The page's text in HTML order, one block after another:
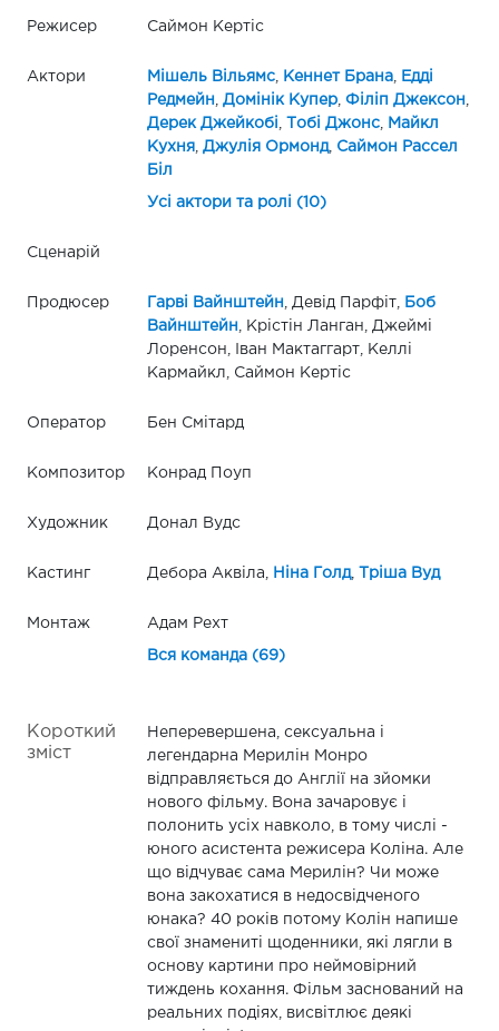
Режисер Саймон Кертіс
Актори Мішель Вільямс, Кеннет Брана,
Едді
Редмейн
Домінік Купер, Філіп Джексон
Дерек Джейкобі
Тобі Джонс,
Майкл
Кухня, Джулія Ормонд, Саймон Рассел
Біл
Усі актори та ролі (10)
Сценарій
Продюсер Гарві Вайнштейн , Девід Парфіт,
Боб
Вайнштейн , Крістін Ланган, Джеймі
Лоренсон, Іван Мактаггарт, Келлі
Кармайкл, Саймон Кертіс
Оператор Бен Смітард
Композитор Конрад Поуп
Художник Донал Вудс
Кастинг Дебора Аквіла, Ніна Голд, Тріша Вуд
Монтаж Адам Рехт
Вся команда (69)
Короткий
зміст
Неперевершена, сексуальна і
легендарна Мерилін Монро
відправляється до Англії на зйомки
нового фільму. Вона зачаровує і
полонить усіх навколо, в тому числі -
юного асистента режисера Коліна. Але
що відчуває сама Мерилін? Чи може
вона закохатися в недосвідченого
юнака? 40 років потому Колін напише
свої знамениті щоденники, які лягли в
основу картини про неймовірний
тиждень кохання. Фільм заснований на
реальних подіях, висвітлює деякі